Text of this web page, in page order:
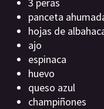
panceta
hojas de
ajo
espinaca
huevo
queso azul
champiñones